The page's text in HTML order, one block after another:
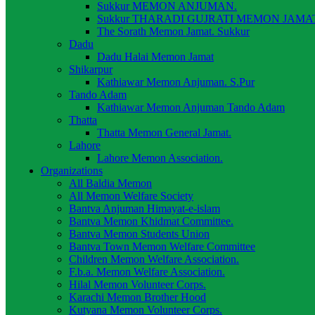
Sukkur MEMON ANJUMAN.
Sukkur THARADI GUJRATI MEMON
The Sorath Memon Jamat. Sukkur
Dadu
Dadu Halai Memon Jamat
Shikarpur
Kathiawar Memon Anjuman. S.Pur
Tando Adam
Kathiawar Memon Anjuman Tando Adam
Thatta
Thatta Memon General Jamat.
Lahore
Lahore Memon Association.
Organizations
All Baldia Memon
All Memon Welfare Society
Bantva Anjuman Himayat-e-islam
Bantva Memon Khidmat Committee.
Bantva Memon Students Union
Bantva Town Memon Welfare Committee
Children Memon Welfare Association.
F.b.a. Memon Welfare Association.
Hilal Memon Volunteer Corps.
Karachi Memon Brother Hood
Kutyana Memon Volunteer Corps.